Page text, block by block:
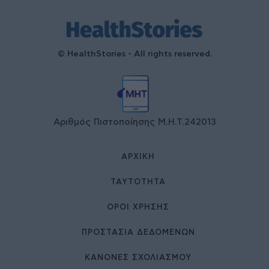
© HealthStories - All rights reserved.
Αριθμός Πιστοποίησης Μ.Η.Τ.242013
ΑΡΧΙΚΉ
ΤΑΥΤΌΤΗΤΑ
ΌΡΟΙ ΧΡΉΣΗΣ
ΠΡΟΣΤΑΣΙΑ ΔΕΔΟΜΕΝΩΝ
ΚΑΝΟΝΕΣ ΣΧΟΛΙΑΣΜΟΥ